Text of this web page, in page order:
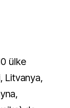
ülke
Litvanya,